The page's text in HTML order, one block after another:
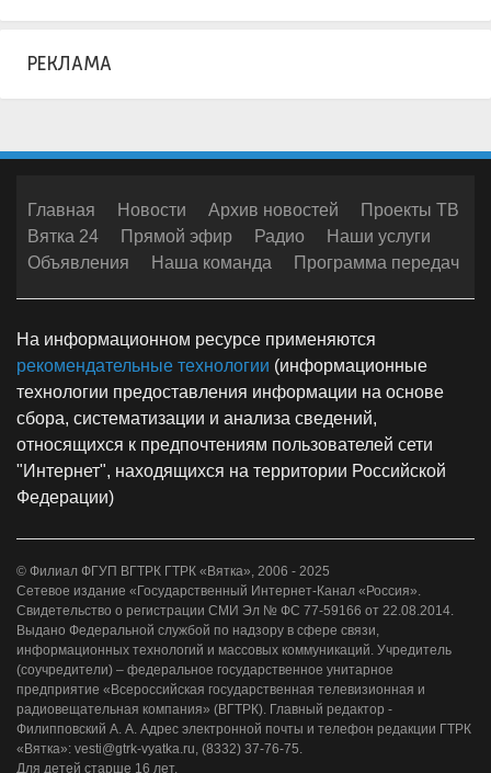
РЕКЛАМА
Главная Новости Архив новостей
Проекты ТВ
Вятка 24
Прямой эфир Радио
Наши услуги
Объявления
Наша команда Программа передач
На информационном ресурсе применяются
рекомендательные технологии (информационные
технологии предоставления информации на основе
сбора, систематизации и анализа сведений,
относящихся к предпочтениям пользователей сети
"Интернет", находящихся на территории Российской
Федерации)
© Филиал ФГУП ВГТРК ГТРК «Вятка», 2006 - 2025
Сетевое издание «Государственный Интернет-Канал «Россия».
Свидетельство о регистрации СМИ Эл № ФС 77-59166 от 22.08.2014.
Выдано Федеральной службой по надзору в сфере связи,
информационных технологий и массовых коммуникаций. Учредитель
(соучредители) – федеральное государственное унитарное
предприятие «Всероссийская государственная телевизионная и
радиовещательная компания» (ВГТРК). Главный редактор -
Филипповский А. А. Адрес электронной почты и телефон редакции ГТРК
«Вятка»: vesti@gtrk-vyatka.ru, (8332) 37-76-75.
Для детей старше 16 лет.